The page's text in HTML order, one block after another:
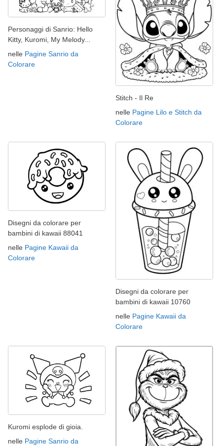
Personaggi di Sanrio: Hello
Kitty, Kuromi, My Melody...
nelle Pagine Sanrio da
Colorare
Stitch - Il Re
nelle Pagine Lilo e Stitch da
Colorare
Disegni da colorare per
bambini di kawaii 88041
nelle Pagine Kawaii da
Colorare
Disegni da colorare per
bambini di kawaii 10760
nelle Pagine Kawaii da
Colorare
Kuromi esplode di gioia.
nelle Pagine Sanrio da